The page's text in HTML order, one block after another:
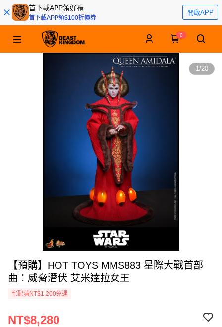
首下載APP領好禮
首下載APP領$100折價券
開啟APP
0
1/20
【預購】HOT TOYS MMS883 星際大戰首部
曲：威脅潛伏 艾米達拉女王
宅配滿NT$1,200免運
NT$8,280